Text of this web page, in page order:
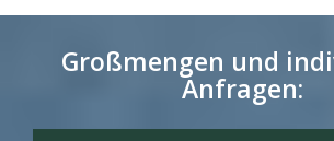
Großmengen und
Anfragen: